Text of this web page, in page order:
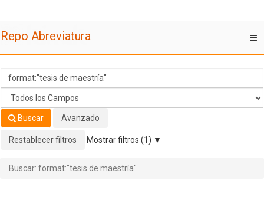
maestría"'
Repo Abreviatura
Buscar Avanzado
Restablecer filtros Mostrar filtros (1)
Buscar: format:"tesis de maestría"